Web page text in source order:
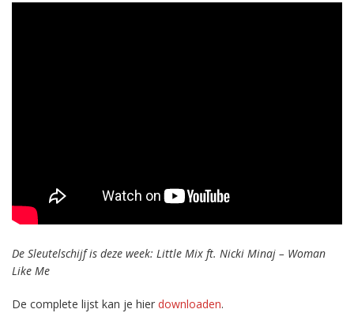
De Sleutelschijf is deze week: Little Mix ft. Nicki Minaj – Woman
Like Me
De complete lijst kan je hier downloaden.